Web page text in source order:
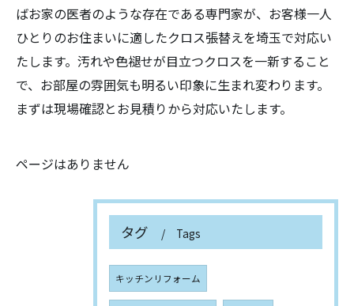
ばお家の医者のような存在である専門家が、お客様一人
ひとりのお住まいに適したクロス張替えを埼玉で対応い
たします。汚れや色褪せが目立つクロスを一新すること
で、お部屋の雰囲気も明るい印象に生まれ変わります。
まずは現場確認とお見積りから対応いたします。
ページはありません
タグ Tags
キッチンリフォーム